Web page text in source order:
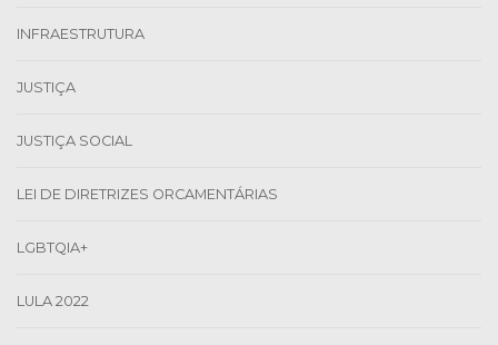
INFRAESTRUTURA
JUSTIÇA
JUSTIÇA SOCIAL
LEI DE DIRETRIZES ORCAMENTÁRIAS
LGBTQIA+
LULA 2022